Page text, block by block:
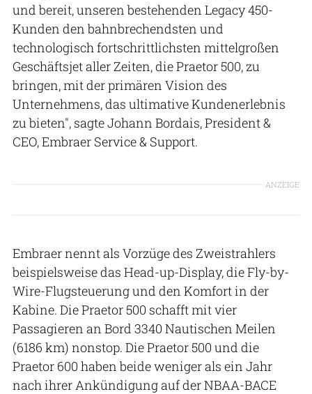
und bereit, unseren bestehenden Legacy 450-
Kunden den bahnbrechendsten und
technologisch fortschrittlichsten mittelgroßen
Geschäftsjet aller Zeiten, die Praetor 500, zu
bringen, mit der primären Vision des
Unternehmens, das ultimative Kundenerlebnis
zu bieten", sagte Johann Bordais, President &
CEO, Embraer Service & Support.
ANZEIGE
Embraer nennt als Vorzüge des Zweistrahlers
beispielsweise das Head-up-Display, die Fly-by-
Wire-Flugsteuerung und den Komfort in der
Kabine. Die Praetor 500 schafft mit vier
Passagieren an Bord 3340 Nautischen Meilen
(6186 km) nonstop. Die Praetor 500 und die
Praetor 600 haben beide weniger als ein Jahr
nach ihrer Ankündigung auf der NBAA-BACE